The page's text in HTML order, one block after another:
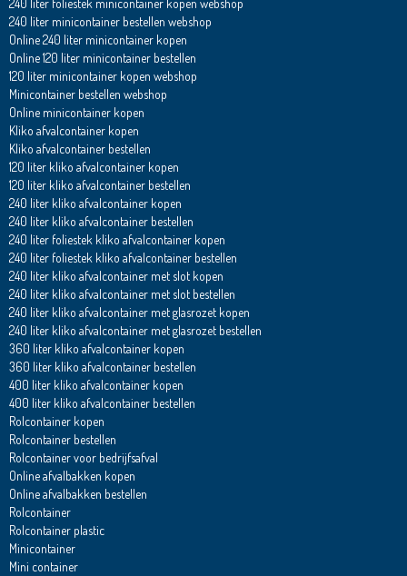
240 liter foliestek minicontainer kopen webshop
240 liter minicontainer bestellen webshop
Online 240 liter minicontainer kopen
Online 120 liter minicontainer bestellen
120 liter minicontainer kopen webshop
Minicontainer bestellen webshop
Online minicontainer kopen
Kliko afvalcontainer kopen
Kliko afvalcontainer bestellen
120 liter kliko afvalcontainer kopen
120 liter kliko afvalcontainer bestellen
240 liter kliko afvalcontainer kopen
240 liter kliko afvalcontainer bestellen
240 liter foliestek kliko afvalcontainer kopen
240 liter foliestek kliko afvalcontainer bestellen
240 liter kliko afvalcontainer met slot kopen
240 liter kliko afvalcontainer met slot bestellen
240 liter kliko afvalcontainer met glasrozet kopen
240 liter kliko afvalcontainer met glasrozet bestellen
360 liter kliko afvalcontainer kopen
360 liter kliko afvalcontainer bestellen
400 liter kliko afvalcontainer kopen
400 liter kliko afvalcontainer bestellen
Rolcontainer kopen
Rolcontainer bestellen
Rolcontainer voor bedrijfsafval
Online afvalbakken kopen
Online afvalbakken bestellen
Rolcontainer
Rolcontainer plastic
Minicontainer
Mini container